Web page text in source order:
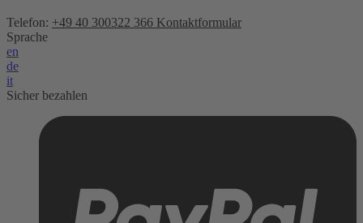
Telefon: +49 40 300322 366 Kontaktformular
Sprache
en
de
it
Sicher bezahlen